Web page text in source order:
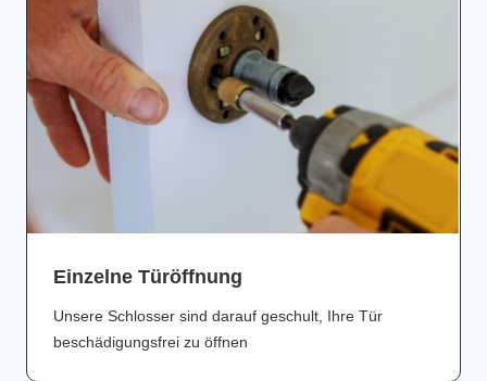
Einzelne Türöffnung
Unsere Schlosser sind darauf geschult, Ihre Tür
beschädigungsfrei zu öffnen